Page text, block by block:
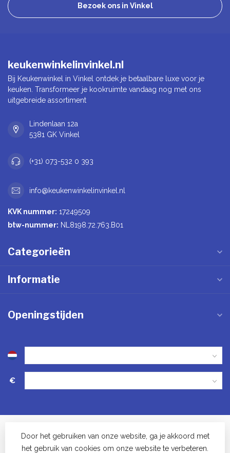
Bezoek ons in Vinkel
keukenwinkelinvinkel.nl
Bij Keukenwinkel in Vinkel ontdek je betaalbare luxe voor je
keuken. Transformeer je kookruimte vandaag nog met ons
uitgebreide assortiment
Lindenlaan 12a
5381 GK Vinkel
(+31) 073-532 0 393
info@keukenwinkelinvinkel.nl
KVK nummer: 17249509
btw-nummer: NL8198.72.763.B01
Categorieën
Informatie
Openingstijden
€
Door het gebruiken van onze website, ga je akkoord met
het gebruik van cookies om onze website te verbeteren.